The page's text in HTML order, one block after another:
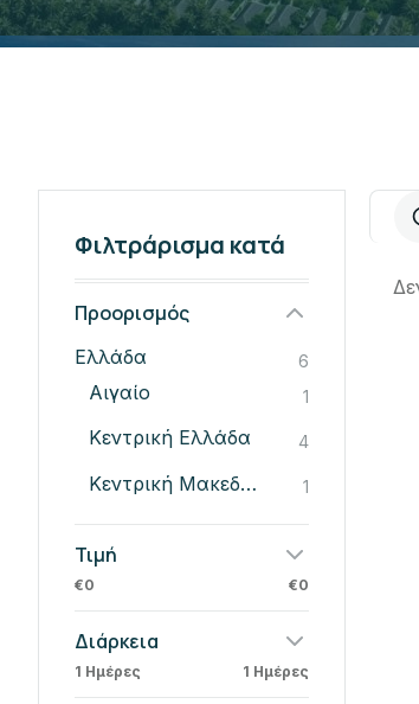
Φιλτράρισμα κατά
Προορισμός
Ελλάδα 6
Αιγαίο 1
Κεντρική Ελλάδα 4
Κεντρική Μακεδονία 1
Τιμή
€0 €0
Διάρκεια
1 Ημέρες 1 Ημέρες